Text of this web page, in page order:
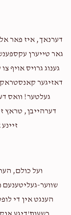
Donors
Donors
דערנאך, איז פאר
גאר טייערן
דאזיגער
געלטער! וואס
דערהייבן, טראץ
ועל כולם,
שווער-
הענגט אין די